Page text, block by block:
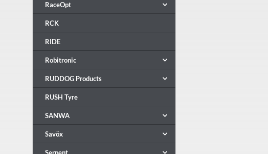
RaceOpt
RCK
RIDE
Robitronic
RUDDOG Products
RUSH Tyre
SANWA
Savöx